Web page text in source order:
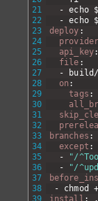
21
22
23
24
25
26
27
28
29
30
31
32
33
34
35
36
37
38
39
- echo $
- echo $
deploy :
provider
api_key
file :
-
on :
tags :
branches :
except :
-
"/
-
"/
-
chmod
install :